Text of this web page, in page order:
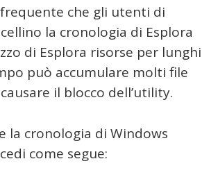
che gli utenti di
la cronologia di Esplora
di Esplora risorse per lunghi
può accumulare molti file
il blocco dell’utility.
la cronologia di Windows
come segue: